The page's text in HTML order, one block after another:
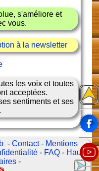
s'améliore et
vous.
à la newsletter
les voix et toutes
acceptées.
sentiments et ses
-Contact- Mentions
- FAQ - Haut
-